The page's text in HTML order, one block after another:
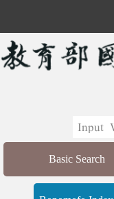
Basic Search